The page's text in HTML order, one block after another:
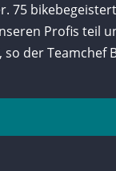
75
Profis teil
so der Teamchef